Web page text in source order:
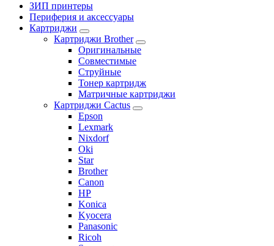
ЗИП принтеры
Периферия и аксессуары
Картриджи
Картриджи Brother
Оригинальные
Совместимые
Струйные
Тонер картридж
Матричные картриджи
Картриджи Cactus
Epson
Lexmark
Nixdorf
Oki
Star
Brother
Canon
HP
Konica
Kyocera
Panasonic
Ricoh